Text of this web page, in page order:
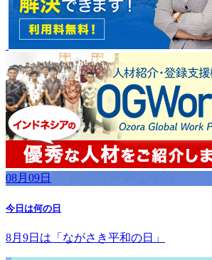
08月09日
今日は何の日
8月9日は「ながさき平和の日」